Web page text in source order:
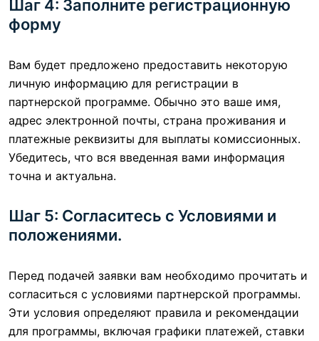
Шаг 4: Заполните регистрационную
форму
Вам будет предложено предоставить некоторую
личную информацию для регистрации в
партнерской программе. Обычно это ваше имя,
адрес электронной почты, страна проживания и
платежные реквизиты для выплаты комиссионных.
Убедитесь, что вся введенная вами информация
точна и актуальна.
Шаг 5: Согласитесь с Условиями и
положениями.
Перед подачей заявки вам необходимо прочитать и
согласиться с условиями партнерской программы.
Эти условия определяют правила и рекомендации
для программы, включая графики платежей, ставки